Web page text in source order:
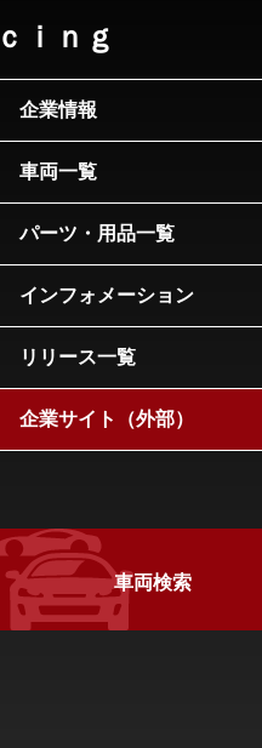
ｃｉｎｇ
企業情報
車両一覧
パーツ・用品一覧
インフォメーション
リリース一覧
企業サイト（外部）
車両検索